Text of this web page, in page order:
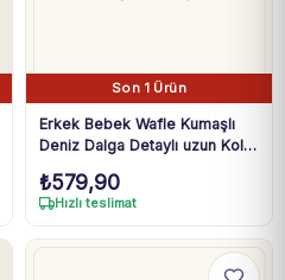
Son 1 Ürün
Erkek Bebek Wafle Kumaşlı
Deniz Dalga Detaylı uzun Kollu
₺579,90
Hızlı teslimat